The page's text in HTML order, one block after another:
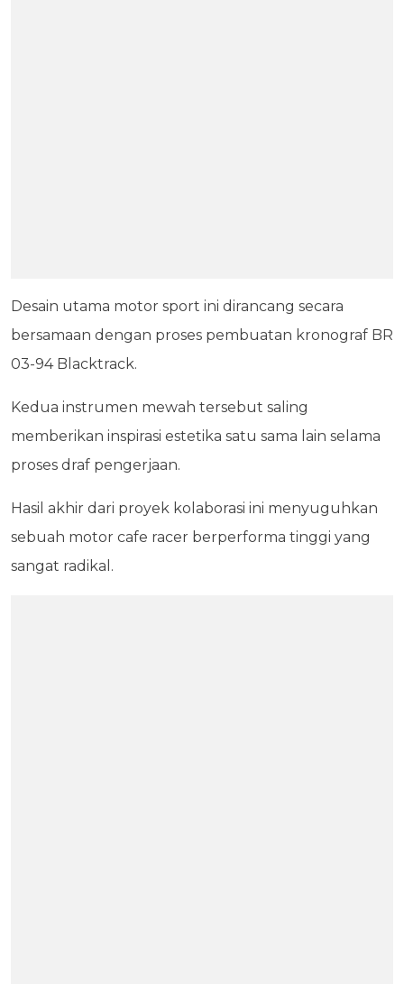
Desain utama motor sport ini dirancang secara
bersamaan dengan proses pembuatan kronograf BR
03-94 Blacktrack.
Kedua instrumen mewah tersebut saling
memberikan inspirasi estetika satu sama lain selama
proses draf pengerjaan.
Hasil akhir dari proyek kolaborasi ini menyuguhkan
sebuah motor cafe racer berperforma tinggi yang
sangat radikal.